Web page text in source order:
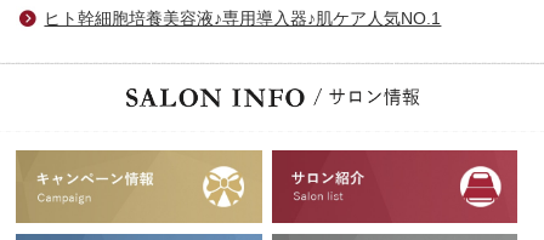
ヒト幹細胞培養美容液♪専用導入器♪肌ケア人気NO.1